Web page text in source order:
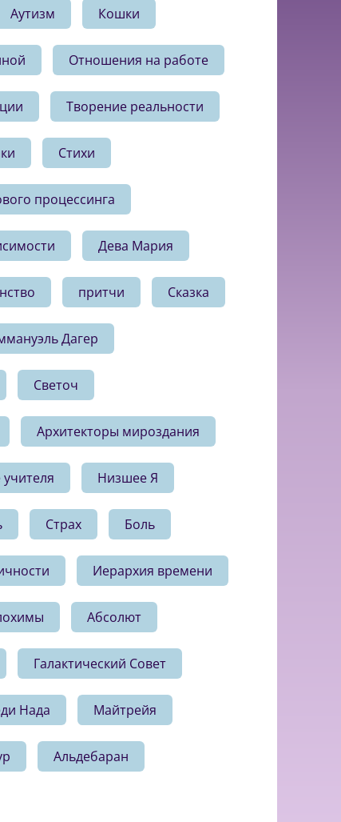
Аутизм Кошки
Отношения на работе
Творение реальности
Стихи
процессинга
Дева Мария
притчи Сказка
Дагер
Светоч
Архитекторы мироздания
Низшее Я
Страх Боль
Иерархия времени
Абсолют
Галактический Совет
Нада Майтрейя
Альдебаран